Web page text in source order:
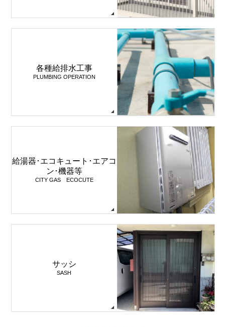
各種給排水工事
PLUMBING OPERATION
給湯器･エコキュート･エアコ
ン･機器等
CITY GAS ECOCUTE
サッシ
SASH